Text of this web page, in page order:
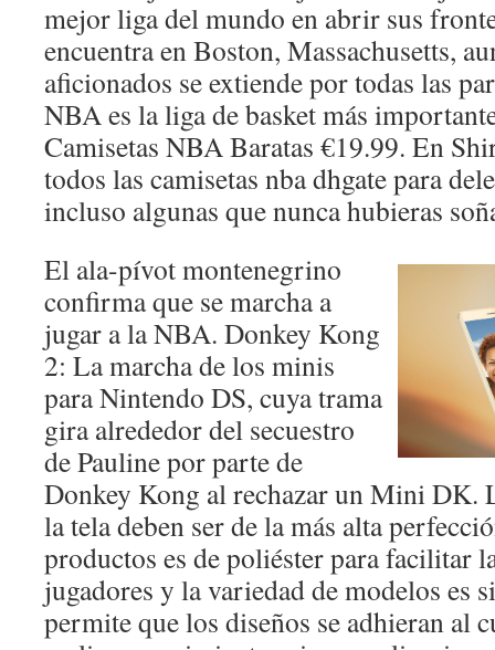
mejor liga del mundo en abrir sus
encuentra en Boston, Massachusetts,
aficionados se extiende por todas las
NBA es la liga de basket más
Camisetas NBA Baratas €19.99. En
todos las camisetas nba dhgate para
incluso algunas que nunca hubieras
El ala-pívot montenegrino
confirma que se marcha a
jugar a la NBA. Donkey Kong
2: La marcha de los minis
para Nintendo DS, cuya trama
gira alrededor del secuestro
de Pauline por parte de
Donkey Kong al rechazar un Mini DK.
la tela deben ser de la más alta
productos es de poliéster para facilitar
jugadores y la variedad de modelos es
permite que los diseños se adhieran al